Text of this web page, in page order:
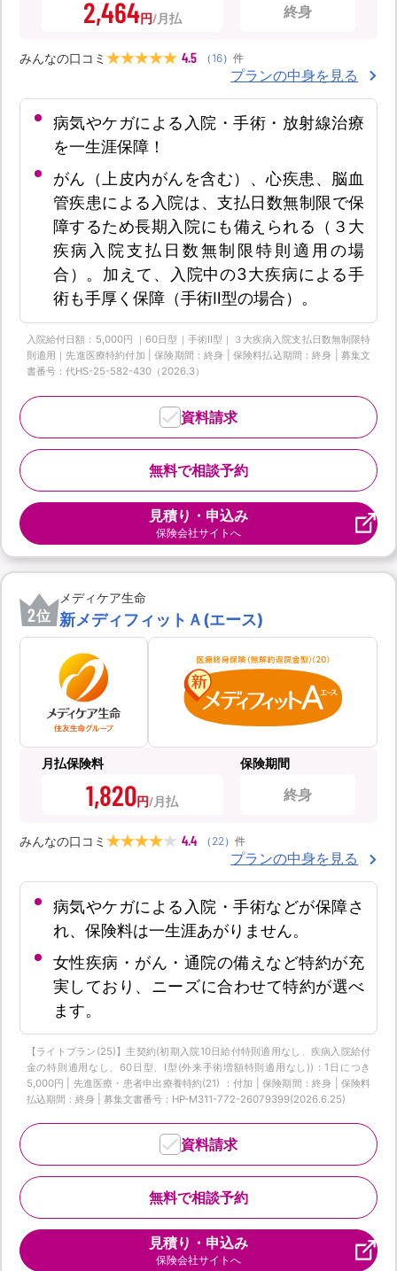
2,464円 終身
みんなの口コミ 4.5 （ 16） 件
プランの中身を見る
病気やケガによる入院・手術・放射線治療
を一生涯保障！
がん（上皮内がんを含む）、心疾患、脳血
管疾患による入院は、支払日数無制限で保
障するため長期入院にも備えられる（３大
疾病入院支払日数無制限特則適用の場
合）。加えて、入院中の3大疾病による手
術も手厚く保障（手術Ⅱ型の場合）。
入院給付日額：5,000円 ｜60日型｜手術Ⅱ型｜３大疾病入院支払日数無制限特
則適用｜先進医療特約付加 | 保険期間：終身 | 保険料払込期間：終身 | 募集文
書番号：代HS-25-582-430（2026.3）
無料で相談予約
資料請求
見積り・申込み
保険会社サイトへ
2位
メディケア生命
新メディフィットＡ(エース)
月払保険料
1,820円
保険期間
終身
みんなの口コミ 4.4 （ 22） 件
プランの中身を見る
病気やケガによる入院・手術などが保障さ
れ、保険料は一生涯あがりません。
女性疾病・がん・通院の備えなど特約が充
実しており、ニーズに合わせて特約が選べ
ます。
【ライトプラン(25)】主契約(初期入院10日給付特則適用なし、疾病入院給付
金の特則適用なし、60日型、I型(外来手術増額特則適用なし))：1日につき
5,000円 | 先進医療・患者申出療養特約(21) ：付加 | 保険期間：終身 | 保険料
払込期間：終身 | 募集文書番号：HP-M311-772-26079399(2026.6.25)
無料で相談予約
資料請求
見積り・申込み
保険会社サイトへ